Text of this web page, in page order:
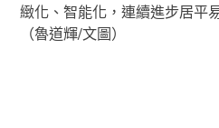
緻化、智能化，連續進步居平
（魯道輝/文圖）